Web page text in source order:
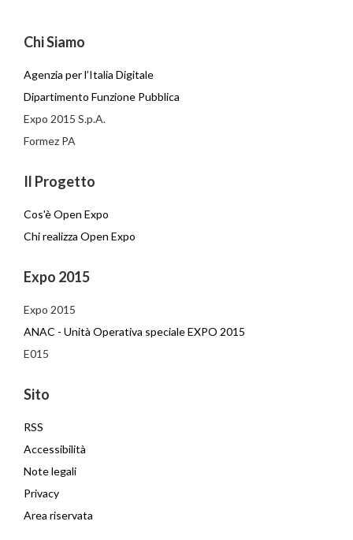
Chi Siamo
Agenzia per l’Italia Digitale
Dipartimento Funzione Pubblica
Expo 2015 S.p.A.
Formez PA
Il Progetto
Cos'è Open Expo
Chi realizza Open Expo
Expo 2015
Expo 2015
ANAC - Unità Operativa speciale EXPO 2015
E015
Sito
RSS
Accessibilità
Note legali
Privacy
Area riservata